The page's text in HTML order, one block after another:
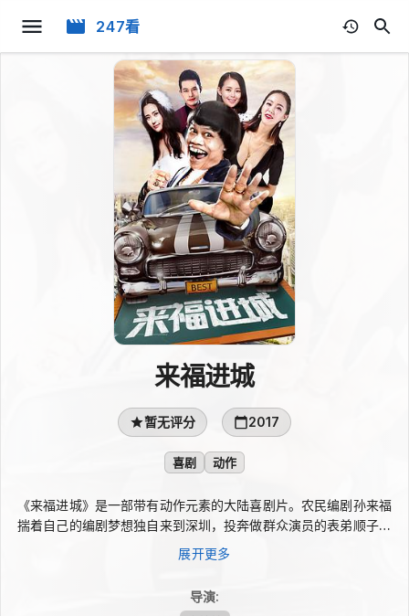
247看
来福进城
暂无评分 2017
喜剧 动作
《来福进城》是一部带有动作元素的大陆喜剧片。农民编剧孙来福
揣着自己的编剧梦想独自来到深圳，投奔做群众演员的表弟顺子，
希望借助对方的人脉把处女作剧本推销出去。然而现实并不如想象
中顺利，剧本迟迟没有着落。无奈之下，来福暂时和顺子住在一
令人啼笑皆非的故事。
展开更多
导演: